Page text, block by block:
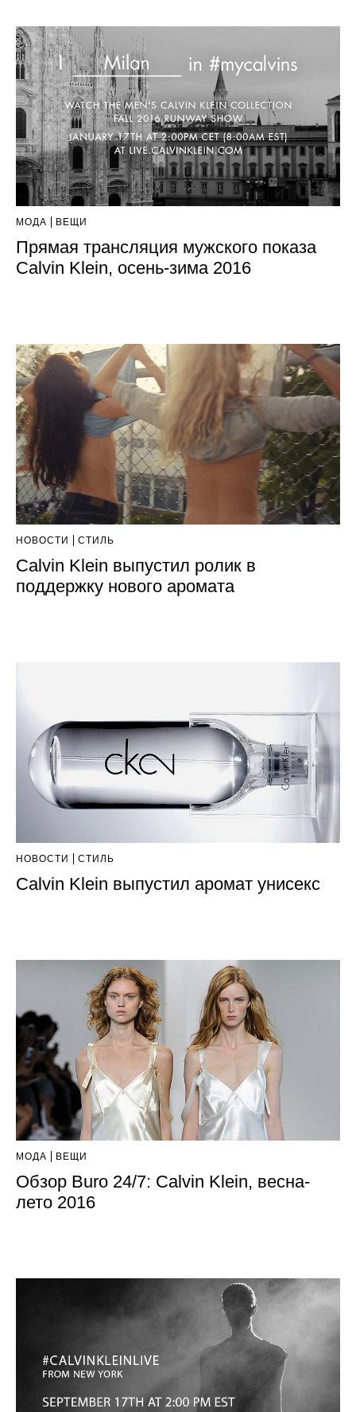
МОДА ВЕЩИ
Прямая трансляция мужского показа
Calvin Klein, осень-зима 2016
НОВОСТИ СТИЛЬ
Calvin Klein выпустил ролик в
поддержку нового аромата
НОВОСТИ СТИЛЬ
Calvin Klein выпустил аромат унисекс
МОДА ВЕЩИ
Обзор Buro 24/7: Calvin Klein, весна-
лето 2016